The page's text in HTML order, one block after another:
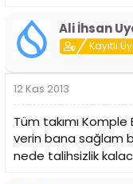
Ali İhsan
Kayıtlı
12 Kas 2013
Tüm takımı
verin bana sağlam
nede talihsizlik